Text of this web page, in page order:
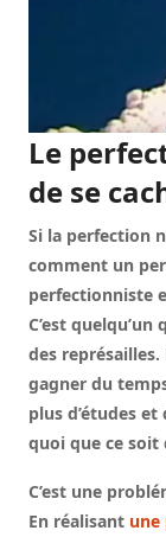
Le
de se
Si la perfection
comment un
perfectionniste
C’est
des
gagner du
plus d’études
quoi que ce soit
C’est une
En réalisant une